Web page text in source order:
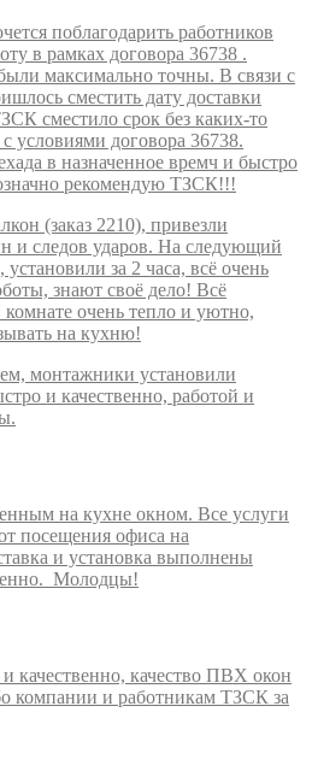
поблагодарить работников
в рамках договора 36738 .
максимально точны. В связи с
сместить дату доставки
сместило срок без каких-то
условиями договора 36738.
в назначенное времч и быстро
рекомендую ТЗСК!!!
(заказ 2210), привезли
и следов ударов. На следующий
за 2 часа, всё очень
знают своё дело! Всё
очень тепло и уютно,
на кухню!
монтажники установили
и качественно, работой и
на кухне окном. Все услуги
посещения офиса на
и установка выполнены
Молодцы!
качественно, качество ПВХ окон
компании и работникам ТЗСК за